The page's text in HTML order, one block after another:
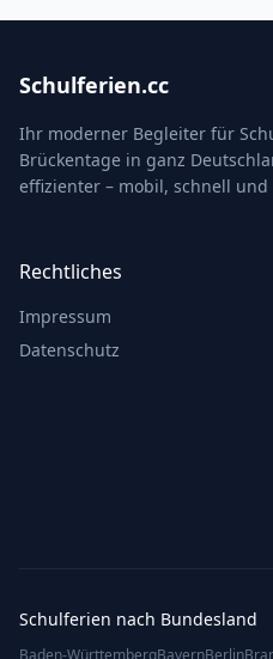
Schulferien.cc
Ihr moderner Begleiter für
Brückentage in ganz
effizienter – mobil, schnell
Rechtliches
Impressum
Datenschutz
Schulferien nach Bundesland
Baden-WürttembergBayernBerlin